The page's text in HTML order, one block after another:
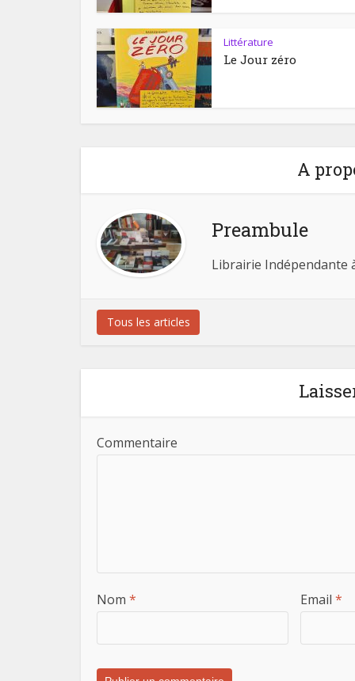
Littérature
Le Jour zéro
A
Preambule
Librairie Indépendante
Tous les articles
Commentaire
Nom * Email *